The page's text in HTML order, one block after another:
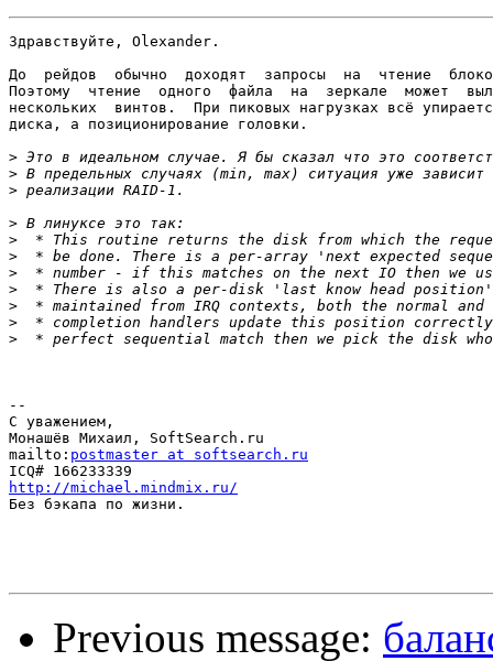
Здравствуйте, Olexander.
До  рейдов  обычно  доходят  запросы  на  чтение
Поэтому  чтение  одного  файла  на  зеркале  может
нескольких  винтов.  При пиковых нагрузках всё
диска, а позиционирование головки.
>
>
>
>
>
>
>
>
>
>
>
--
С уважением,
Монашёв Михаил, SoftSearch.ru
mailto: postmaster at softsearch.ru
http://michael.mindmix.ru/
Без бэкапа по жизни.
Previous message: